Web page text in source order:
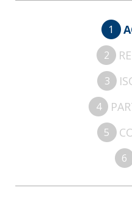
1
2
3
4
5
6